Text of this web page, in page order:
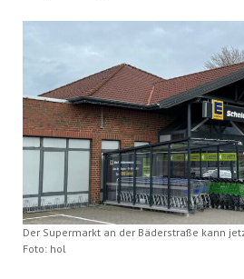
Der Supermarkt an der Bäderstraße kann
Foto: hol